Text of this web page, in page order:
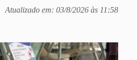
Atualizado em: 03/8/2026 às 11:58